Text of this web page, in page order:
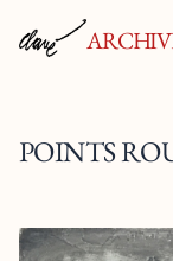
POINTS